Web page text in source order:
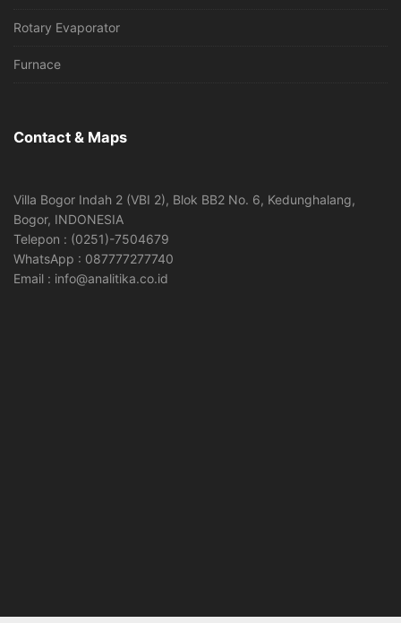
Rotary Evaporator
Furnace
Contact & Maps
Villa Bogor Indah 2 (VBI 2), Blok BB2 No. 6, Kedunghalang,
Bogor, INDONESIA
Telepon : (0251)-7504679
WhatsApp : 087777277740
Email : info@analitika.co.id